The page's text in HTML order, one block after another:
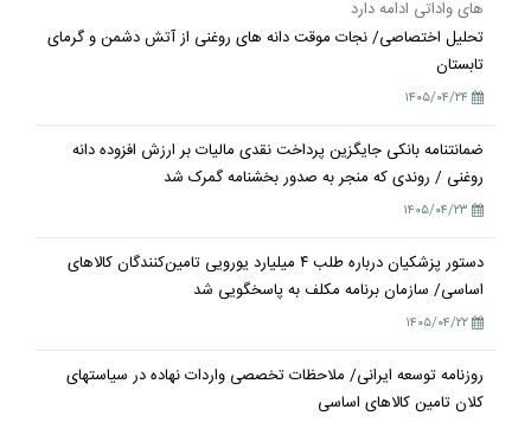
های واداتی ادامه دارد
تحلیل اختصاصی/ نجات موقت دانه های روغنی از آتش دشمن و گرمای
تابستان
۱۴۰۵/۰۴/۲۴
ضمانتنامه بانکی جایگزین پرداخت نقدی مالیات بر ارزش افزوده دانه
روغنی / روندی که منجر به صدور بخشنامه گمرک شد
۱۴۰۵/۰۴/۲۳
دستور پزشکیان درباره طلب ۴ میلیارد یورویی تامین‌کنندگان کالاهای
اساسی/ سازمان برنامه مکلف به پاسخگویی شد
۱۴۰۵/۰۴/۲۲
روزنامه توسعه ایرانی/ ملاحظات تخصصی واردات نهاده در سیاستهای
کلان تامین کالاهای اساسی